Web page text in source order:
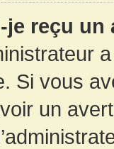
je reçu un
Si vous
un